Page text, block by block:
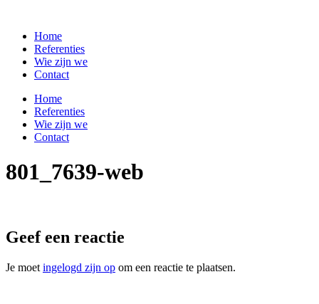
inhoud
Home
Referenties
Wie zijn we
Contact
Home
Referenties
Wie zijn we
Contact
801_7639-web
Geef een reactie
Je moet ingelogd zijn op om een reactie te plaatsen.